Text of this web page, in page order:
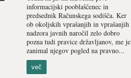
informacijski pooblaščenec in
predsednik Računskega sodišča. Ker
ob okoljskih vprašanjih in vprašanjih
nadzora javnih naročil zelo dobro
pozna tudi pravice državljanov, me je
zanimal njegov pogled na pravno...
več